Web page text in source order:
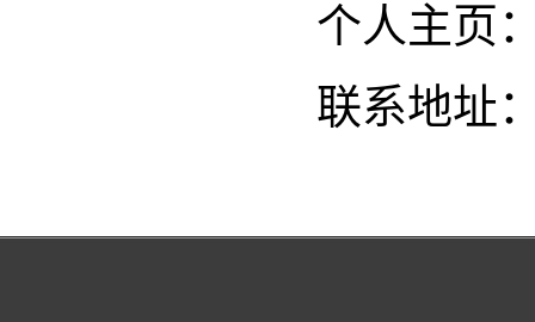
个人主页
联系地址